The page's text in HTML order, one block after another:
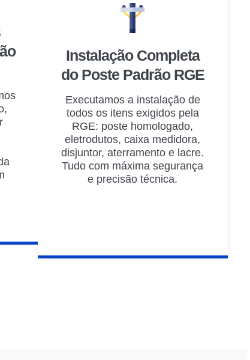
Instalação Completa
do Poste Padrão RGE
Executamos a instalação de
todos os itens exigidos pela
RGE: poste homologado,
eletrodutos, caixa medidora,
disjuntor, aterramento e lacre.
Tudo com máxima segurança
e precisão técnica.